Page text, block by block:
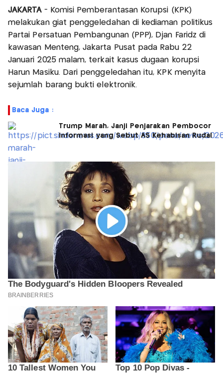
JAKARTA- Komisi Pemberantasan Korupsi (KPK)
melakukan giat penggeledahan di kediaman politikus
Partai Persatuan Pembangunan (PPP), Djan Faridz di
kawasan Menteng, Jakarta Pusat pada Rabu 22
Januari 2025 malam, terkait kasus dugaan korupsi
Harun Masiku. Dari penggeledahan itu, KPK menyita
sejumlah barang bukti elektronik.
Baca Juga :
Trump Marah, Janji Penjarakan Pembocor
Informasi yang Sebut AS Kehabisan Rudal